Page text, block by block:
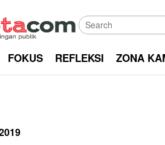
FOKUS REFLEKSI ZONA